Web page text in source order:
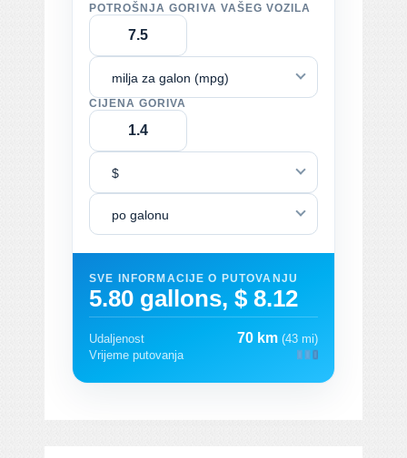
POTROŠNJA GORIVA VAŠEG VOZILA
milja za galon (mpg)
CIJENA GORIVA
$
po galonu
SVE INFORMACIJE O PUTOVANJU
5.80 gallons, $ 8.12
Udaljenost 70 km (43 mi)
Vrijeme putovanja